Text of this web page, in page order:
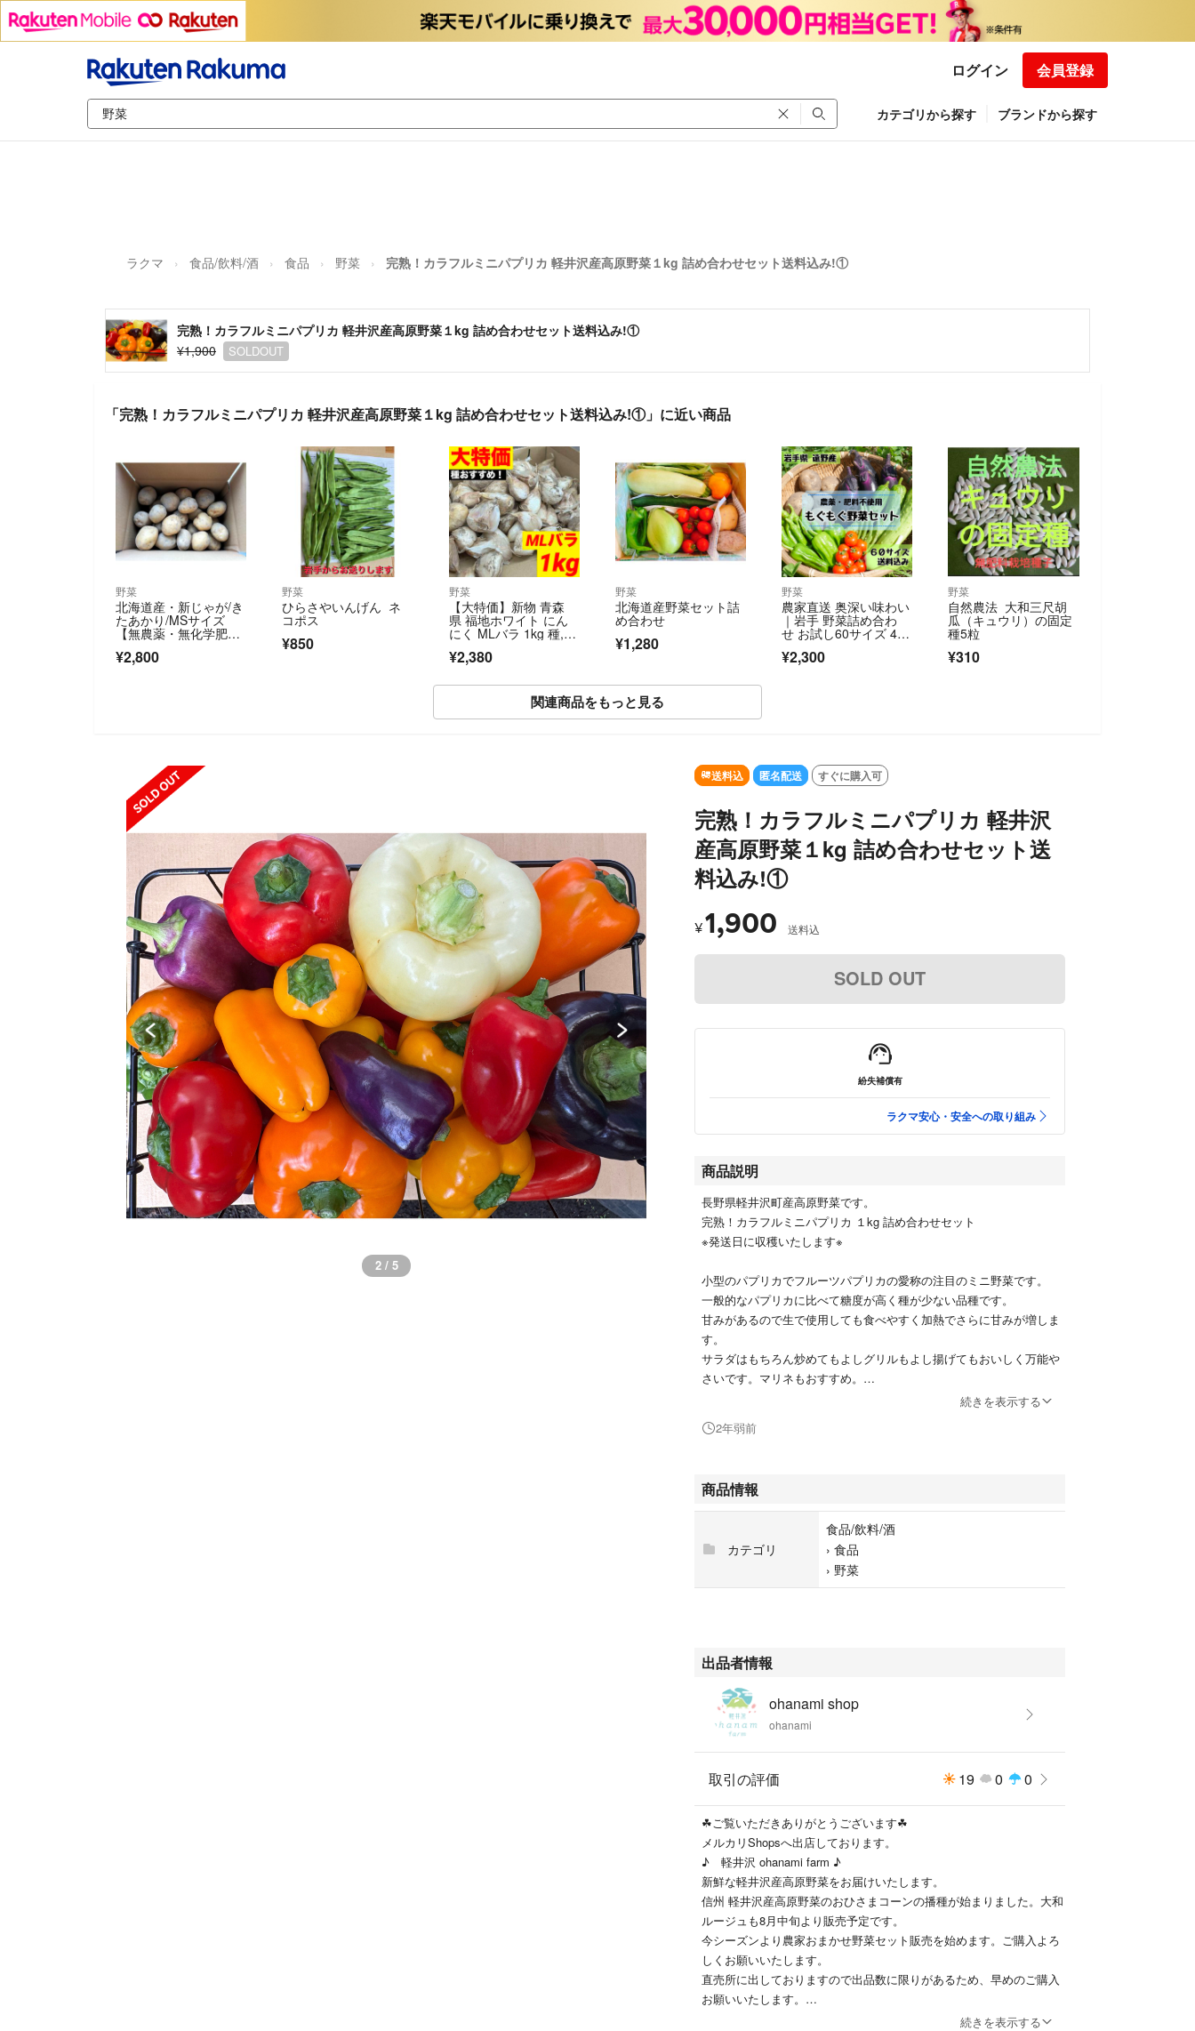
ログイン 会員登録
カテゴリから探す ブランドから探す
ラクマ 食品/飲料/酒 食品 野菜 完熟！カラフルミニパプリカ 軽井沢産高原野菜１kg 詰め合わせセット送料込み!①
完熟！カラフルミニパプリカ 軽井沢産高原野菜１kg 詰め合わせセット送料込み!①
¥1,900
SOLDOUT
「完熟！カラフルミニパプリカ 軽井沢産高原野菜１kg 詰め合わせセット送料込み!①」に近い商品
野菜
北海道産・新じゃが/き
たあかり/MSサイズ
【無農薬・無化学肥料
栽培・無除草剤】5㎏
（箱選択可能）
¥2,800
野菜
ひらさやいんげん ネ
コポス
¥850
野菜
【大特価】新物 青森
県 福地ホワイト にん
にく MLバラ 1kg 種,加
工
¥2,380
野菜
北海道産野菜セット詰
め合わせ
¥1,280
野菜
農家直送 奥深い味わい
｜岩手 野菜詰め合わ
せ お試し60サイズ 4〜
6種類《農薬不使用》
¥2,300
野菜
自然農法 大和三尺胡
瓜（キュウリ）の固定
種5粒
¥310
関連商品をもっと見る
SOLD OUT
3 / 5
送料込 匿名配送 すぐに購入可
完熟！カラフルミニパプリカ 軽井沢
産高原野菜１kg 詰め合わせセット送
料込み!①
¥1,900 送料込
SOLD OUT
紛失補償有
ラクマ安心・安全への取り組み
商品説明
長野県軽井沢町産高原野菜です。
完熟！カラフルミニパプリカ １kg 詰め合わせセット
※発送日に収穫いたします※
小型のパプリカでフルーツパプリカの愛称の注目のミニ野菜です。
一般的なパプリカに比べて糖度が高く種が少ない品種です。
甘みがあるので生で使用しても食べやすく加熱でさらに甘みが増しま
す。
サラダはもちろん炒めてもよしグリルもよし揚げてもおいしく万能や
さいです。マリネもおすすめ。
※画像はイメージになります。（梱包材込、約１ｋｇです）
プリカも入ります。
品物の中にパプリカの緑から各色に色変わり途中のパプリカも入りま
♪赤のイメージは（緑～茶～赤）に変わります。数日おくと赤になり
での発送になります。
パプリカに擦れ、傷があります。
また、検品はしておりますが、農薬を減らしている為、虫がついてい
る場合があります。ご理解のほどよろしくお願いいたします。
予めご理解のうえご購入ください。
生ものですので、なるべく早い受け取りをできる方のみご購入いただ
けますようお願いいたします。
検索用
#ズッキーニ
#野菜
#新鮮
#長野
#信州
#軽井沢
#桃
#イタリアン
#トマト
続きを表示する
2年弱前
商品情報
カテゴリ
食品/飲料/酒
› 食品
› 野菜
出品者情報
ohanami shop
ohanami
取引の評価 19 0 0
☘ご覧いただきありがとうございます☘
メルカリShopsへ出店しております。
♪ 軽井沢 ohanami farm ♪
新鮮な軽井沢産高原野菜をお届けいたします。
信州 軽井沢産高原野菜のおひさまコーンの播種が始まりました。大和
ルージュも8月中旬より販売予定です。
今シーズンより農家おまかせ野菜セット販売を始めます。ご購入よろ
しくお願いいたします。
直売所に出しておりますので出品数に限りがあるため、早めのご購入
お願いいたします。
続きを表示する